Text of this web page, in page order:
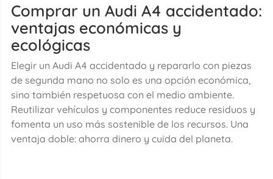
Comprar un Audi A4 accidentado:
ventajas económicas y
ecológicas
Elegir un Audi A4 accidentado y repararlo con piezas
de segunda mano no solo es una opción económica,
sino también respetuosa con el medio ambiente.
Reutilizar vehículos y componentes reduce residuos y
fomenta un uso más sostenible de los recursos. Una
ventaja doble: ahorra dinero y cuida del planeta.